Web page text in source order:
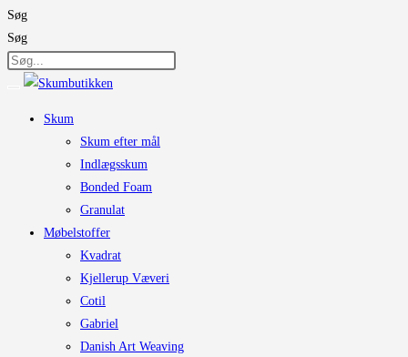
Søg
Søg
Skum
Skum efter mål
Indlægsskum
Bonded Foam
Granulat
Møbelstoffer
Kvadrat
Kjellerup Væveri
Cotil
Gabriel
Danish Art Weaving